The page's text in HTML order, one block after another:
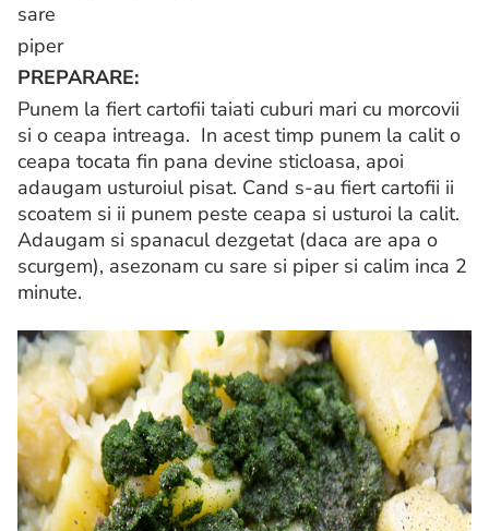
sare
piper
PREPARARE:
Punem la fiert cartofii taiati cuburi mari cu morcovii
si o ceapa intreaga. In acest timp punem la calit o
ceapa tocata fin pana devine sticloasa, apoi
adaugam usturoiul pisat. Cand s-au fiert cartofii ii
scoatem si ii punem peste ceapa si usturoi la calit.
Adaugam si spanacul dezgetat (daca are apa o
scurgem), asezonam cu sare si piper si calim inca 2
minute.